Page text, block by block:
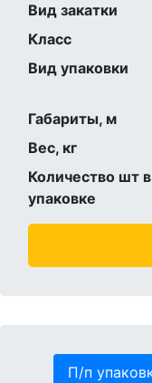
Вид закатки
Класс
Вид упаковки
Габариты, м
Вес, кг
Количество шт в
упаковке
П/п